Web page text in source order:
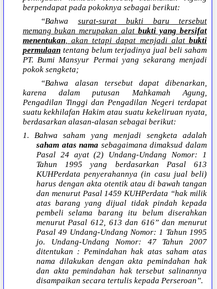
berpendapat pada pokoknya sebagai berikut:
“Bahwa surat-surat bukti baru tersebut
memang bukan merupakan alatbukti yang bersifat
menentukan, akan tetapi dapat menjadi alat bukti
permulaantentang belum terjadinya jual beli saham
PT. Bumi Mansyur Permai yang sekarang menjadi
pokok sengketa;
“Bahwa alasan tersebut dapat dibenarkan,
karena dalam putusan Mahkamah Agung,
Pengadilan Tinggi dan Pengadilan Negeri terdapat
suatu kekhilafan Hakim atau suatu kekeliruan nyata,
berdasarkan alasan-alasan sebagai berikut:
1. Bahwa saham yang menjadi sengketa adalah
saham atas nama sebagaimana dimaksud dalam
Pasal 24 ayat (2) Undang-Undang Nomor: 1
Tahun 1995 yang berdasarkan Pasal 613
KUHPerdata penyerahannya (in casu jual beli)
harus dengan akta otentik atau di bawah tangan
dan menurut Pasal 1459 KUHPerdata “hak milik
atas barang yang dijual tidak pindah kepada
pembeli selama barang itu belum diserahkan
menurut Pasal 612, 613 dan 616” dan menurut
Pasal 49 Undang-Undang Nomor: 1 Tahun 1995
jo. Undang-Undang Nomor: 47 Tahun 2007
ditentukan : Pemindahan hak atas saham atas
nama dilakukan dengan akta pemindahan hak
dan akta pemindahan hak tersebut salinannya
disampaikan secara tertulis kepada Perseroan”.